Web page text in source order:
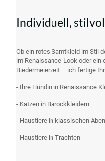
Individuell,
Ob ein rotes Samtkleid im Stil
im Renaissance-Look oder ein
Biedermeierzeit – ich fertige
- Ihre Hündin in Renaissance
- Katzen in Barockkleidern
- Haustiere in klassischen
- Haustiere in Trachten